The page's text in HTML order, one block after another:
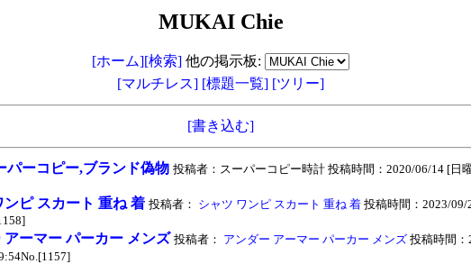
MUKAI Chie
[ホーム][検索] 他の掲示板:
[マルチレス] [標題一覧] [ツリー]
[書き込む]
パーコピー,ブランド偽物 投稿者：スーパーコピー時計 投稿時間：2020/06/14 [日
ンピ スカート 重ね 着 投稿者： シャツ ワンピ スカート 重ね 着 投稿時間：2023/09/
アーマー パーカー メンズ 投稿者： アンダー アーマー パーカー メンズ 投稿時間：